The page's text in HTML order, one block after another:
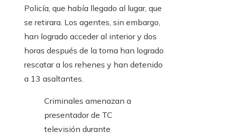
Policía, que había llegado al lugar, que
se retirara. Los agentes, sin embargo,
han logrado acceder al interior y dos
horas después de la toma han logrado
rescatar a los rehenes y han detenido
a 13 asaltantes.
Criminales amenazan a
presentador de TC
televisión durante